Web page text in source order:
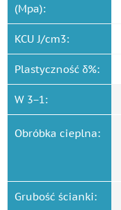
(Mpa):
KCU J/cm3:
Plastyczność δ%:
W 3−1:
Obróbka cieplna:
Grubość ścianki: